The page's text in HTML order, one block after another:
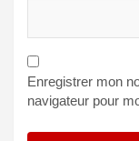
Enregistrer mon
navigateur pour